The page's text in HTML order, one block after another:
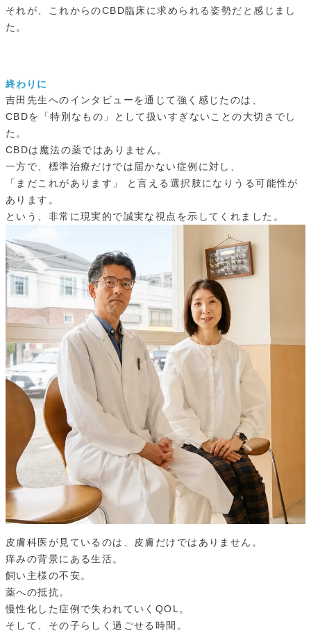
それが、これからのCBD臨床に求められる姿勢だと感じまし
た。
終わりに
吉田先生へのインタビューを通じて強く感じたのは、
CBDを「特別なもの」として扱いすぎないことの大切さでし
た。
CBDは魔法の薬ではありません。
一方で、標準治療だけでは届かない症例に対し、
「まだこれがあります」 と言える選択肢になりうる可能性が
あります。
という、非常に現実的で誠実な視点を示してくれました。
皮膚科医が見ているのは、皮膚だけではありません。
痒みの背景にある生活。
飼い主様の不安。
薬への抵抗。
慢性化した症例で失われていくQOL。
そして、その子らしく過ごせる時間。